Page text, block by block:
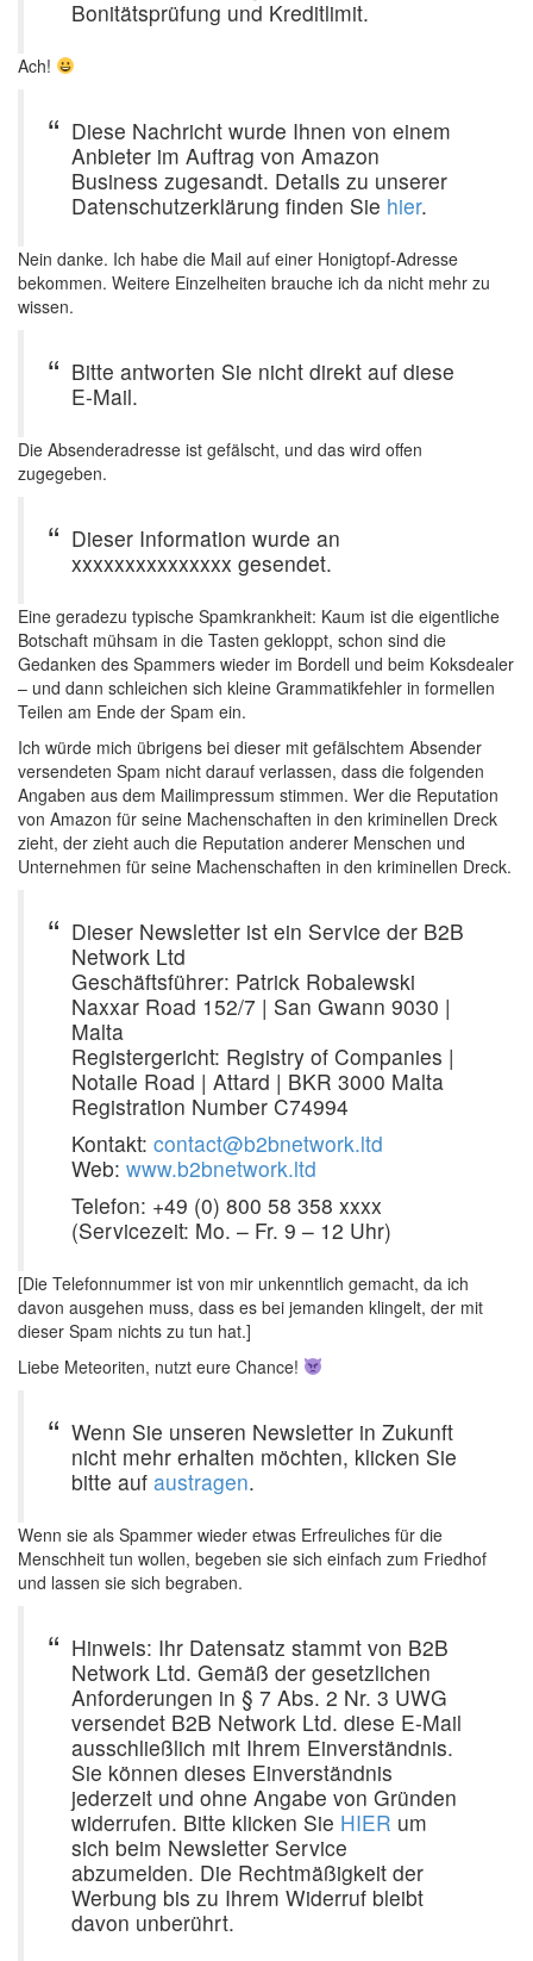
Bonitätsprüfung und Kreditlimit.
Ach!
Diese Nachricht wurde Ihnen von einem
Anbieter im Auftrag von Amazon
Business zugesandt. Details zu unserer
Datenschutzerklärung finden Sie hier.
Nein danke. Ich habe die Mail auf einer Honigtopf-Adresse
bekommen. Weitere Einzelheiten brauche ich da nicht mehr zu
wissen.
Bitte antworten Sie nicht direkt auf diese
E-Mail.
Die Absenderadresse ist gefälscht, und das wird offen
zugegeben.
Dieser Information wurde an
xxxxxxxxxxxxxxx gesendet.
Eine geradezu typische Spamkrankheit: Kaum ist die eigentliche
Botschaft mühsam in die Tasten gekloppt, schon sind die
Gedanken des Spammers wieder im Bordell und beim Koksdealer
– und dann schleichen sich kleine Grammatikfehler in formellen
Teilen am Ende der Spam ein.
Ich würde mich übrigens bei dieser mit gefälschtem Absender
versendeten Spam nicht darauf verlassen, dass die folgenden
Angaben aus dem Mailimpressum stimmen. Wer die Reputation
von Amazon für seine Machenschaften in den kriminellen Dreck
zieht, der zieht auch die Reputation anderer Menschen und
Unternehmen für seine Machenschaften in den kriminellen Dreck.
Dieser Newsletter ist ein Service der B2B
Network Ltd
Geschäftsführer: Patrick Robalewski
Naxxar Road 152/7 | San Gwann 9030 |
Malta
Registergericht: Registry of Companies |
Notaile Road | Attard | BKR 3000 Malta
Registration Number C74994
Kontakt: contact@b2bnetwork.ltd
Web: www.b2bnetwork.ltd
Telefon: +49 (0) 800 58 358 xxxx
(Servicezeit: Mo. – Fr. 9 – 12 Uhr)
[Die Telefonnummer ist von mir unkenntlich gemacht, da ich
davon ausgehen muss, dass es bei jemanden klingelt, der mit
dieser Spam nichts zu tun hat.]
Liebe Meteoriten, nutzt eure Chance!
Wenn Sie unseren Newsletter in Zukunft
nicht mehr erhalten möchten, klicken Sie
bitte auf austragen.
Wenn sie als Spammer wieder etwas Erfreuliches für die
Menschheit tun wollen, begeben sie sich einfach zum Friedhof
und lassen sie sich begraben.
Hinweis: Ihr Datensatz stammt von B2B
Network Ltd. Gemäß der gesetzlichen
Anforderungen in § 7 Abs. 2 Nr. 3 UWG
versendet B2B Network Ltd. diese E-Mail
ausschließlich mit Ihrem Einverständnis.
Sie können dieses Einverständnis
jederzeit und ohne Angabe von Gründen
widerrufen. Bitte klicken Sie HIER um
sich beim Newsletter Service
abzumelden. Die Rechtmäßigkeit der
Werbung bis zu Ihrem Widerruf bleibt
davon unberührt.